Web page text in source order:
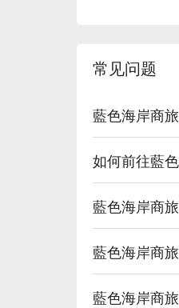
常见问题
藍色海岸商
如何前往藍
藍色海岸商
藍色海岸商
藍色海岸商